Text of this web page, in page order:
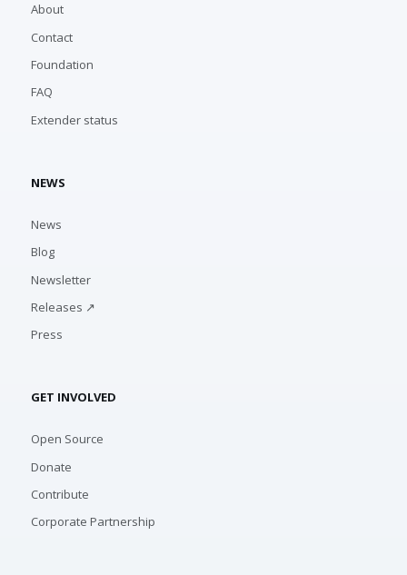
About
Contact
Foundation
FAQ
Extender status
NEWS
News
Blog
Newsletter
Releases ↗
Press
GET INVOLVED
Open Source
Donate
Contribute
Corporate Partnership